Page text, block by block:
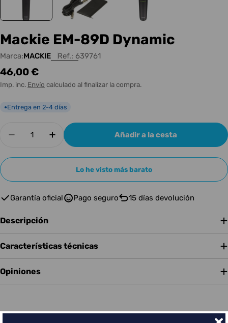
Mackie EM-89D Dynamic
Marca:MACKIE Ref.: 639761
Precio
habitual
46,00 €
Imp. inc. Envío calculado al finalizar la compra.
●Entrega en 2-4 días
Disminuir cantidad para Mackie EM-89D
Aumentar cantidad para Mackie EM-
Añadir a la cesta
Lo he visto más barato
Garantía oficial Pago seguro 15 días devolución
Descripción
Características técnicas
Opiniones